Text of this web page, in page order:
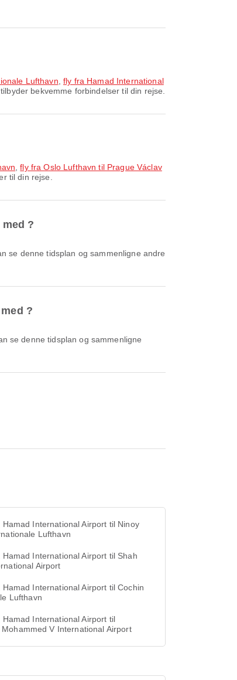
Lufthavn ,fly fra Hamad International
bekvemme forbindelser til din rejse.
,fly fra Oslo Lufthavn til Prague Václav
til din rejse.
?
?
Hamad International Airport til Ninoy
Lufthavn
Hamad International Airport til Shah
Airport
Hamad International Airport til Cochin
Lufthavn
Hamad International Airport til
V International Airport